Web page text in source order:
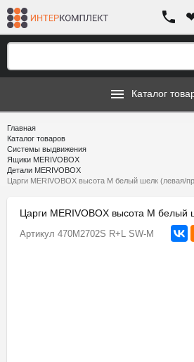
Каталог
Главная
Каталог товаров
Системы выдвижения
Ящики MERIVOBOX
Детали MERIVOBOX
Царги MERIVOBOX высота M белый шелк (левая/
Царги MERIVOBOX высота M белый
Артикул 470M2702S R+L SW-M